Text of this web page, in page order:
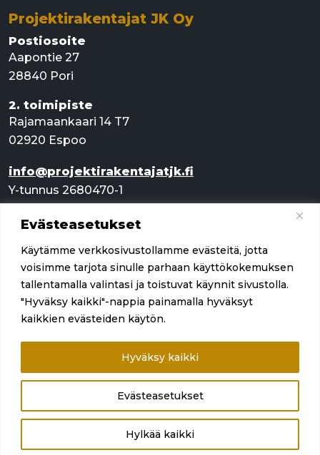
Evästeasetukset
Käytämme verkkosivustollamme evästeitä, jotta
voisimme tarjota sinulle parhaan käyttökokemuksen
tallentamalla valintasi ja toistuvat käynnit sivustolla.
"Hyväksy kaikki"-nappia painamalla hyväksyt
kaikkien evästeiden käytön.
Evästeasetukset
Hylkää kaikki
Hyväksy kaikki
Projektirakentajat JK Oy
Postiosoite
Aapontie 27
28840 Pori
2. toimipiste
Rajamaankaari 14 T7
02920 Espoo
info@projektirakentajatjk.fi
Y-tunnus 2680470-1
Pikalinkit
Palvelut
Referenssit
Yritys